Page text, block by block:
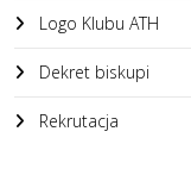
Logo Klubu ATH
Dekret biskupi
Rekrutacja